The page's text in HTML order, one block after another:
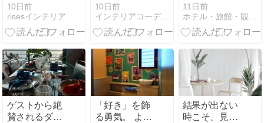
整える化粧
室・収納リフ
ォーム
10日前
risesインテリアデザイン室
10日前
インテリアコーディネーター荒井詩万のブログ
とは? Airbnb
のゲストハウ
スや民泊で使
レスやベッド
について解説
11日前
ホテル・旅館・観光業界・インテリア業界の最新情報
ゲストから絶
賛されるダイ
「好き」を飾
る勇気。 よう
結果が出ない
時こそ、見直